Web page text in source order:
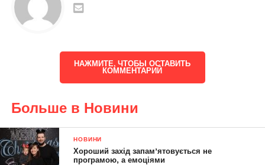
НАЖМИТЕ, ЧТОБЫ ОСТАВИТЬ
КОММЕНТАРИЙ
Больше в Новини
НОВИНИ
Хороший захід запам’ятовується не
програмою, а емоціями